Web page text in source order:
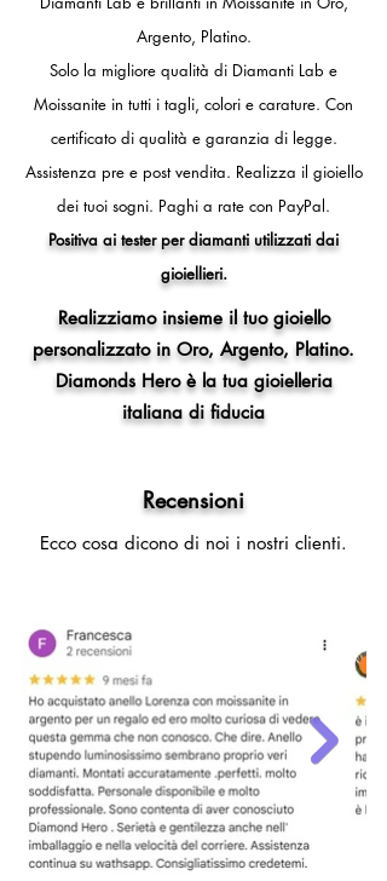
- 12 (circonferenza dito 52mm,
diametro interno anello 16,5 mm)
- 13 (circonferenza dito 53mm,
diametro interno anello 16,8 mm)
- 14 (circonferenza dito 54mm,
diametro interno anello 17,2 mm)
- 15 (circonferenza dito 55mm,
diametro interno anello 17,5 mm)
diametro interno anello 17,8 mm)
- 17 (circonferenza dito 57mm,
diametro interno anello 18,1 mm)
- 18 (circonferenza dito 58mm,
diametro interno anello 18,5 mm)
- 19 (circonferenza dito 59mm,
diametro interno anello 18,8 mm)
- 21 (circonferenza dito 61mm,
diametro interno anello 19,4 mm)
- 22 (circonferenza dito 62mm,
contatti.
Argento, Platino.
Solo la migliore qualità di Diamanti Lab e
Moissanite in tutti i tagli, colori e carature. Con
certificato di qualità e garanzia di legge.
Assistenza pre e post vendita. Realizza il gioiello
dei tuoi sogni. Paghi a rate con PayPal.
Positiva ai tester per diamanti utilizzati dai
gioiellieri.
Realizziamo insieme il tuo gioiello
personalizzato in Oro, Argento, Platino.
Diamonds Hero è la tua gioielleria
italiana di fiducia
Recensioni
Ecco cosa dicono di noi i nostri clienti.